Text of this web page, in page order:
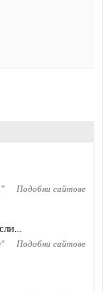
" Подобни сайтове
" Подобни сайтове